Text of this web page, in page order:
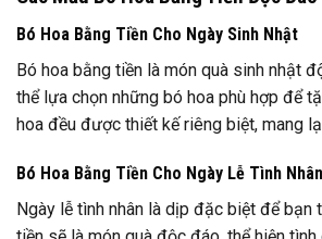
Bó Hoa Bằng Tiền Cho Ngày Sinh Nhật
Bó hoa bằng tiền là món quà sinh nhật
thể lựa chọn những bó hoa phù hợp để
hoa đều được thiết kế riêng biệt, mang
Bó Hoa Bằng Tiền Cho Ngày Lễ Tình Nhân
Ngày lễ tình nhân là dịp đặc biệt để